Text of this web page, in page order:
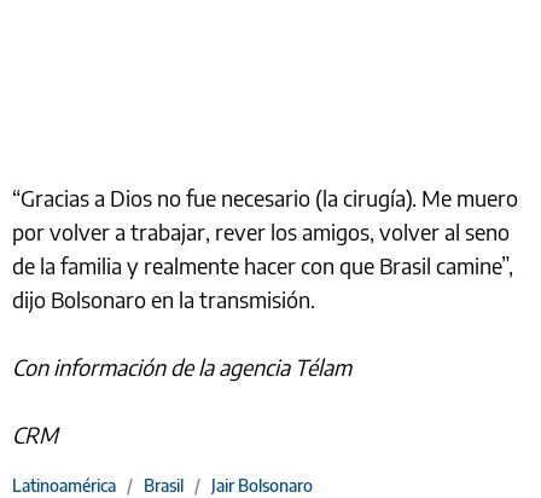
“Gracias a Dios no fue necesario (la cirugía). Me muero
por volver a trabajar, rever los amigos, volver al seno
de la familia y realmente hacer con que Brasil camine”,
dijo Bolsonaro en la transmisión.
Con información de la agencia Télam
CRM
Latinoamérica / Brasil / Jair Bolsonaro